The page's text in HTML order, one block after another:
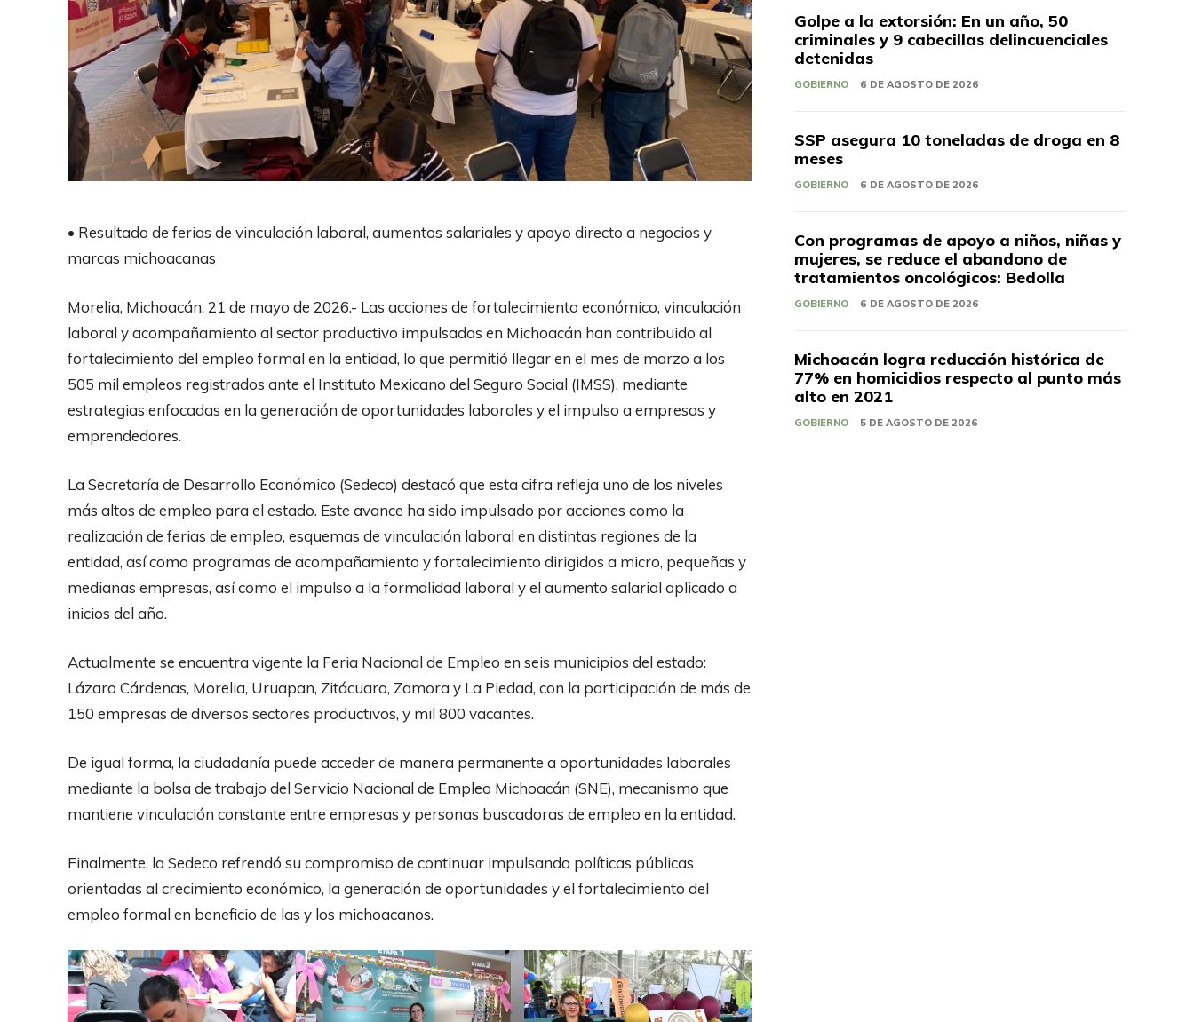
• Resultado de ferias de vinculación laboral, aumentos salariales y apoyo directo a negocios y
marcas michoacanas
Morelia, Michoacán, 21 de mayo de 2026.- Las acciones de fortalecimiento económico, vinculación
laboral y acompañamiento al sector productivo impulsadas en Michoacán han contribuido al
fortalecimiento del empleo formal en la entidad, lo que permitió llegar en el mes de marzo a los
505 mil empleos registrados ante el Instituto Mexicano del Seguro Social (IMSS), mediante
estrategias enfocadas en la generación de oportunidades laborales y el impulso a empresas y
emprendedores.
La Secretaría de Desarrollo Económico (Sedeco) destacó que esta cifra refleja uno de los niveles
más altos de empleo para el estado. Este avance ha sido impulsado por acciones como la
realización de ferias de empleo, esquemas de vinculación laboral en distintas regiones de la
entidad, así como programas de acompañamiento y fortalecimiento dirigidos a micro, pequeñas y
medianas empresas, así como el impulso a la formalidad laboral y el aumento salarial aplicado a
inicios del año.
Actualmente se encuentra vigente la Feria Nacional de Empleo en seis municipios del estado:
Lázaro Cárdenas, Morelia, Uruapan, Zitácuaro, Zamora y La Piedad, con la participación de más de
150 empresas de diversos sectores productivos, y mil 800 vacantes.
De igual forma, la ciudadanía puede acceder de manera permanente a oportunidades laborales
mediante la bolsa de trabajo del Servicio Nacional de Empleo Michoacán (SNE), mecanismo que
mantiene vinculación constante entre empresas y personas buscadoras de empleo en la entidad.
Finalmente, la Sedeco refrendó su compromiso de continuar impulsando políticas públicas
orientadas al crecimiento económico, la generación de oportunidades y el fortalecimiento del
empleo formal en beneficio de las y los michoacanos.
Golpe a la extorsión: En un año, 50
criminales y 9 cabecillas delincuenciales
detenidas
GOBIERNO 6 DE AGOSTO DE 2026
SSP asegura 10 toneladas de droga en 8
meses
GOBIERNO 6 DE AGOSTO DE 2026
Con programas de apoyo a niños, niñas y
mujeres, se reduce el abandono de
tratamientos oncológicos: Bedolla
GOBIERNO 6 DE AGOSTO DE 2026
Michoacán logra reducción histórica de
77% en homicidios respecto al punto más
alto en 2021
GOBIERNO 5 DE AGOSTO DE 2026